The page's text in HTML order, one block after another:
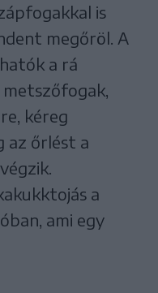
is
megőröl. A
a rá
kéreg
az őrlést a
a
ami egy